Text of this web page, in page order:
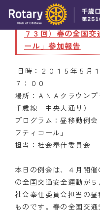
トピックス
活動報告
理事会報告
スケジュール
年間プログラム
木曜会
組織図
5月11日（月） 昼移
７３回）春の全国
ール」参加報告
日時：２０１５年５月
７：００
場所：ＡＮＡクラウン
千歳線 中央大通り）
プログラム：昼移動例
フティコール」
担当：社会奉仕委員会
本日の例会は、４月開
の全国交通安全運動が
社会奉仕委員会担当の
ものです。春の全国交